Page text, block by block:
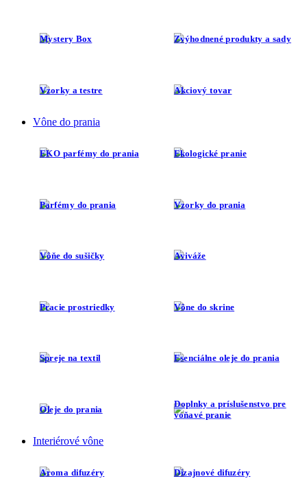
Mystery Box Zvýhodnené produkty a sady
Vzorky a testre Akciový tovar
Vône do prania
EKO parfémy do prania Ekologické pranie
Parfémy do prania Vzorky do prania
Vôňe do sušičky Aviváže
Pracie prostriedky Vône do skrine
Spreje na textil Esenciálne oleje do prania
Oleje do prania
Doplnky a príslušenstvo pre
voňavé pranie
Interiérové vône
Aroma difuzéry Dizajnové difuzéry